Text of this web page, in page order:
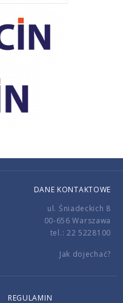
DANE KONTAKTOWE
ul. Śniadeckich 8
00-656 Warszawa
tel.: 22 5228100
Jak dojechać?
REGULAMIN